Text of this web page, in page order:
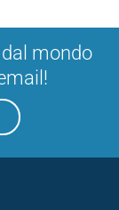
mondo